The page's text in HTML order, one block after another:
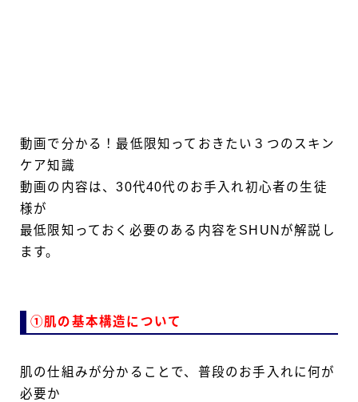
動画で分かる！最低限知っておきたい３つのスキン
ケア知識
動画の内容は、30代40代のお手入れ初心者の生徒
様が
最低限知っておく必要のある内容をSHUNが解説し
ます。
①肌の基本構造について
肌の仕組みが分かることで、普段のお手入れに何が
必要か